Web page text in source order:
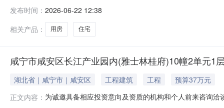
实。本案已进入强制执行阶段，该资产权属清晰且不存
行，最终处置方
发布时间： 2026-06-22 12:38
相关产品：
用房 住宅
咸宁市咸安区长江产业园内(雅士林桂府)10幢2单元1
湖北省｜咸宁市｜咸安区 工程建筑 工程
预算37万元
正文内容： 为诚邀具备相应投资意向及资质的机构和个人前来咨询